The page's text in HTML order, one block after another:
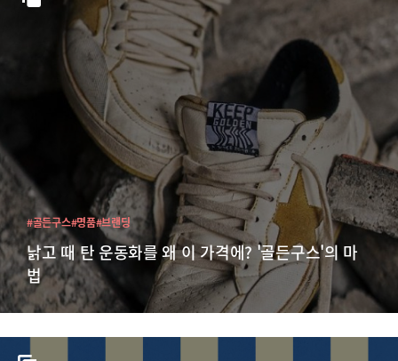
낡고 때 탄 운동화를 왜 이 가격에? '골든구스'의 마
법
#골든구스#명품#브랜딩